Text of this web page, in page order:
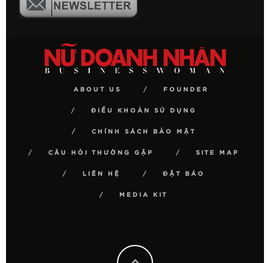
ABOUT US FOUNDER
ĐIỀU KHOẢN SỬ DỤNG
CHÍNH SÁCH BẢO MẬT
CÂU HỎI THƯỜNG GẶP SITE MAP
LIÊN HỆ ĐẶT BÁO
MEDIA KIT